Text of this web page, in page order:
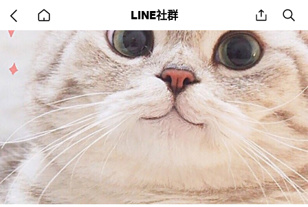
back
to
home
LINE社群 share